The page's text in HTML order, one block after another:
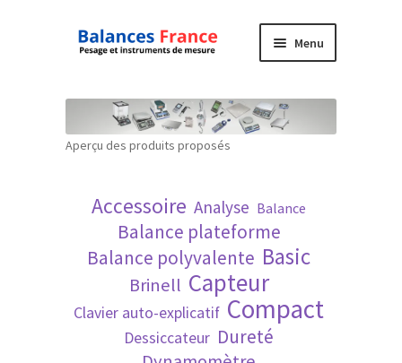
Aller
navigation
Aller
Menu
Mon compte
Politique de confidentialité
Politique en matière de remboursements et
Recherche avancée
Aperçu des produits proposés
Accessoire Analyse Balance
Balance plateforme
Balance polyvalente Basic
Brinell Capteur
Clavier auto-explicatif Compact
Dessiccateur Dureté